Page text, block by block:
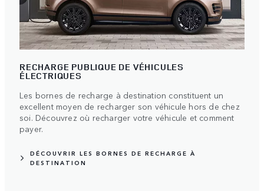
RECHARGE PUBLIQUE DE VÉHICULES
ÉLECTRIQUES
Les bornes de recharge à destination constituent un
excellent moyen de recharger son véhicule hors de chez
soi. Découvrez où recharger votre véhicule et comment
payer.
DÉCOUVRIR LES BORNES DE RECHARGE À
DESTINATION